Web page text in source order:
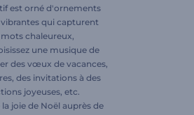
est orné d'ornements
qui capturent
chaleureux,
une musique de
des vœux de vacances,
des invitations à des
joyeuses, etc.
joie de Noël auprès de